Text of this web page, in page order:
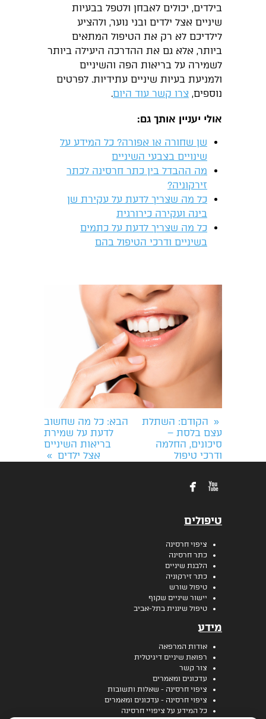
בילדים, יכולים לאבחן ולטפל בבעיות
שיניים אצל ילדים ובני נוער, ולהציע
לילדיכם לא רק את הטיפול המתאים
ביותר, אלא גם את ההדרכה היעילה ביותר
לשמירה על בריאות הפה והשיניים
ולמניעת בעיות שיניים עתידיות. לפרטים
נוספים, צרו קשר עוד היום.
אולי יעניין אותך גם:
שן שחורה או אפורה? כל המידע על
שינויים בצבעי השיניים
מה ההבדל בין כתר חרסינה לכתר
זירקוניה?
כל מה שצריך לדעת על עקירת שן
בינה ועקירה כירורגית
כל מה שצריך לדעת על כתמים
בשיניים ודרכי הטיפול בהם
« הקודם: השתלת
עצם בלסת –
סיכונים, החלמה
ודרכי טיפול
הבא: כל מה שחשוב
לדעת על שמירת
בריאות השיניים
אצל ילדים »
 
טיפולים
ציפוי חרסינה
כתר חרסינה
הלבנת שיניים
כתר זירקוניה
טיפול שורש
יישור שיניים שקוף
טיפול שיננית בתל-אביב
מידע
אודות המרפאה
רפואת שיניים דיגיטלית
צור קשר
עדכונים ומאמרים
ציפוי חרסינה - שאלות ותשובות
ציפוי חרסינה - עדכונים ומאמרים
כל המידע על ציפויי חרסינה